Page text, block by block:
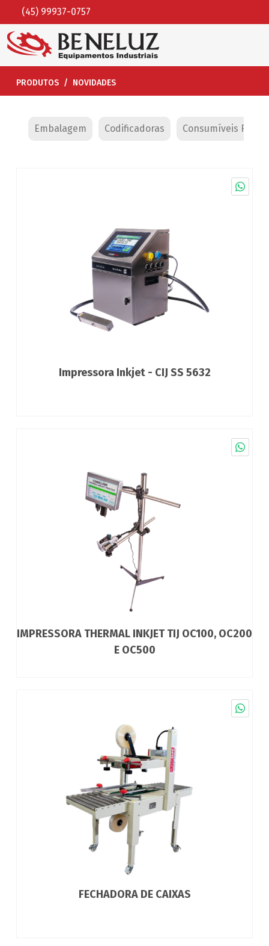
(45) 99937-0757
PRODUTOS NOVIDADES
Embalagem Codificadoras Consumíveis
Impressora Inkjet - CIJ SS 5632
IMPRESSORA THERMAL INKJET TIJ OC100, OC200
E OC500
FECHADORA DE CAIXAS